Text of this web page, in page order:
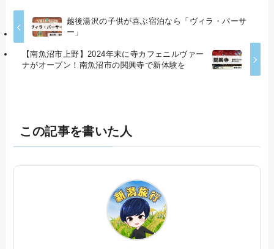
越後湯沢の子供が喜ぶ宿泊なら「ヴィラ・パーサ
ー」
【南魚沼市上野】2024年末に寺カフェニルヴァー
ナがオープン！南魚沼市の関興寺で新体験を
この記事を書いた人